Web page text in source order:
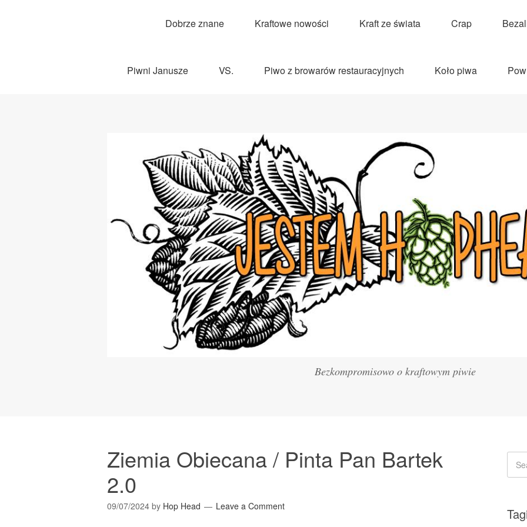
Dobrze znane Kraftowe nowości Kraft ze świata Crap
Piwni Janusze VS. Piwo z browarów restauracyjnych Koło piwa
Bezkompromisowo o kraftowym piwie
Ziemia Obiecana / Pinta Pan Bartek
2.0
09/07/2024 by Hop Head Leave a Comment